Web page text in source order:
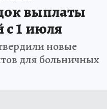
выплаты
с 1 июля
новые
для больничных